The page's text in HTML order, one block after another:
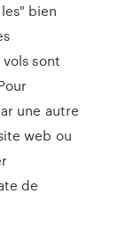
bien
sont
une autre
web ou
de